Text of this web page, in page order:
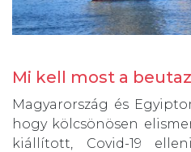
Mi kell most a
Magyarország és
hogy kölcsönösen
kiállított, Covid-19